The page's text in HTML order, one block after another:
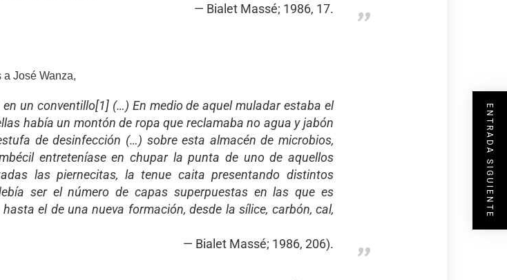
Bialet Massé; 1986, 17.
José Wanza,
un conventillo[1] (…) En medio de aquel muladar estaba el
había un montón de ropa que reclamaba no agua y jabón
de desinfección (…) sobre esta almacén de microbios,
entreteníase en chupar la punta de uno de aquellos
las piernecitas, la tenue caita presentando distintos
ser el número de capas superpuestas en las que es
el de una nueva formación, desde la sílice, carbón, cal,
Bialet Massé; 1986, 206).
ENTRADA SIGUIENTE